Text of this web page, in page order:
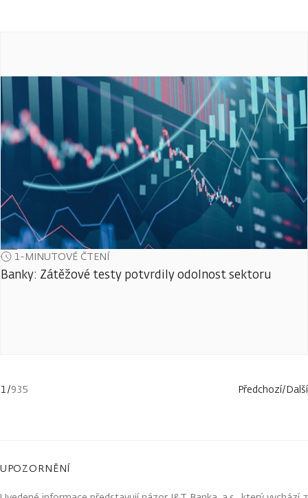
1-MINUTOVÉ ČTENÍ
Banky: Zátěžové testy potvrdily odolnost sektoru
1/935 Předchozí/Další
UPOZORNĚNÍ